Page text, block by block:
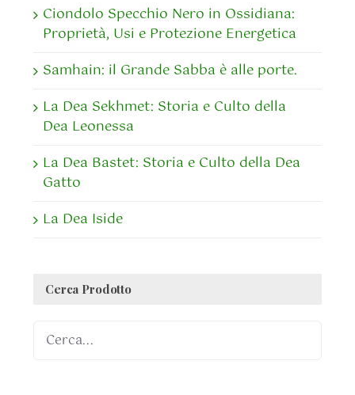
Ciondolo Specchio Nero in Ossidiana:
Proprietà, Usi e Protezione Energetica
Samhain: il Grande Sabba è alle porte.
La Dea Sekhmet: Storia e Culto della
Dea Leonessa
La Dea Bastet: Storia e Culto della Dea
Gatto
La Dea Iside
Cerca Prodotto